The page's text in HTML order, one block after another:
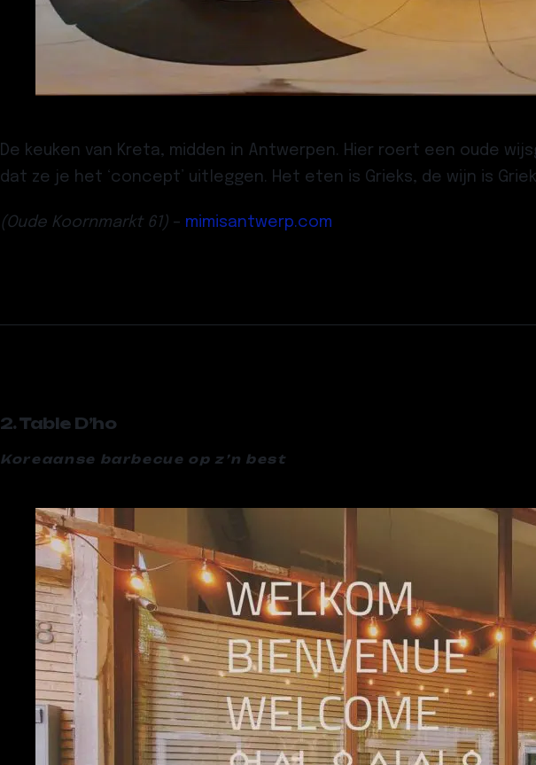
De keuken van Kreta, midden in Antwerpen. Hier roert een oude
dat ze je het ‘concept’ uitleggen. Het eten is Grieks, de wijn is
(Oude Koornmarkt 61) – mimisantwerp.com
2. Table D’ho
Koreaanse barbecue op z’n best